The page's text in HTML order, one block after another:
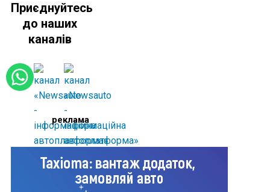
Приєднуйтесь
до наших
каналів
реклама